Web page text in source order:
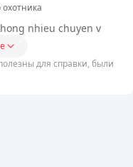
nhieu chuyen v
для справки, были